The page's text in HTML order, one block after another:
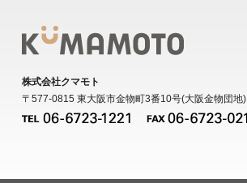
株式会社クマモト
〒577-0815 東大阪市金物町3番10号(大阪金物団地)